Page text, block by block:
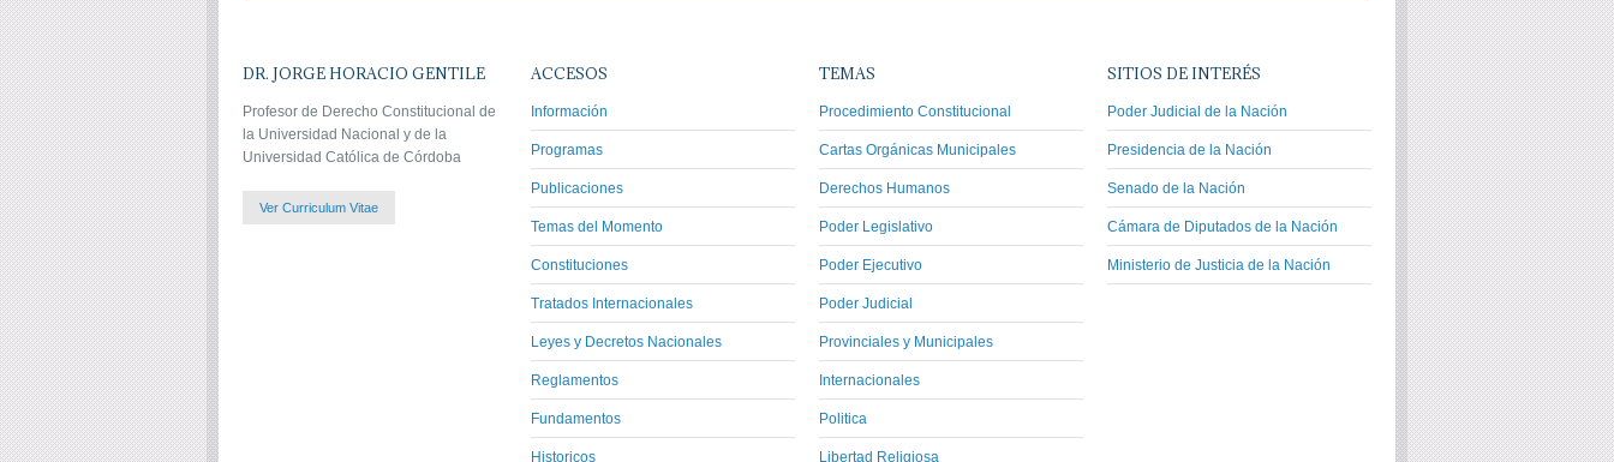
DR. JORGE HORACIO GENTILE
Profesor de Derecho Constitucional de
la Universidad Nacional y de la
Universidad Católica de Córdoba
Ver Curriculum Vitae
ACCESOS
Información
Programas
Publicaciones
Temas del Momento
Constituciones
Tratados Internacionales
Leyes y Decretos Nacionales
Reglamentos
Fundamentos
Historicos
TEMAS
Procedimiento Constitucional
Cartas Orgánicas Municipales
Derechos Humanos
Poder Legislativo
Poder Ejecutivo
Poder Judicial
Provinciales y Municipales
Internacionales
Politica
Libertad Religiosa
SITIOS DE INTERÉS
Poder Judicial de la Nación
Presidencia de la Nación
Senado de la Nación
Cámara de Diputados de la Nación
Ministerio de Justicia de la Nación